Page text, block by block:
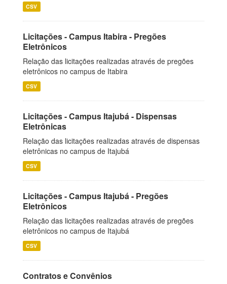
CSV
Licitações - Campus Itabira - Pregões
Eletrônicos
Relação das licitações realizadas através de pregões
eletrônicos no campus de Itabira
CSV
Licitações - Campus Itajubá - Dispensas
Eletrônicas
Relação das licitações realizadas através de dispensas
eletrônicas no campus de Itajubá
CSV
Licitações - Campus Itajubá - Pregões
Eletrônicos
Relação das licitações realizadas através de pregões
eletrônicos no campus de Itajubá
CSV
Contratos e Convênios